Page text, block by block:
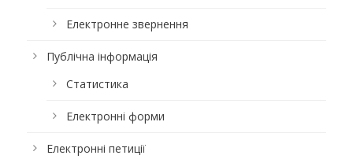
Електронне звернення
Публічна інформація
Статистика
Електронні форми
Електронні петиції